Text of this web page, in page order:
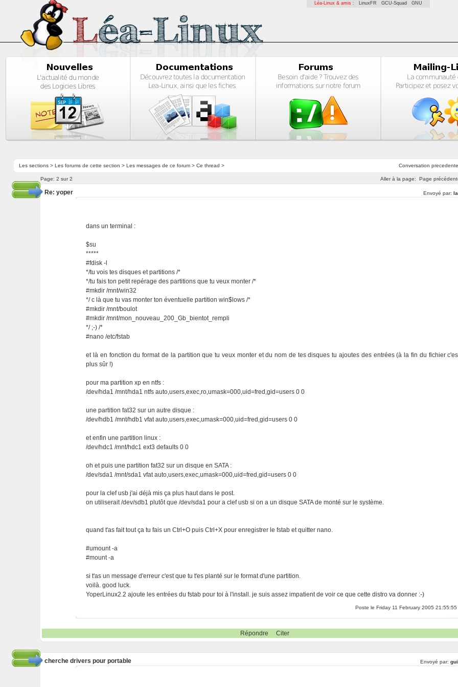
Léa-Linux & amis : LinuxFR GCU-Squad GNU
Conversation precedente
Les sections> Les forums de cette section > Les messages de ce forum> Ce thread >
Aller à la page: Page
Page: 2 sur 2
Re: yoper Envoyé par:
dans un terminal :
$su
*****
#fdisk -l
*/tu vois tes disques et partitions /*
*/tu fais ton petit repérage des partitions que tu veux monter /*
#mkdir /mnt/win32
*/ c là que tu vas monter ton éventuelle partition win$lows /*
#mkdir /mnt/boulot
#mkdir /mnt/mon_nouveau_200_Gb_bientot_rempli
*/ ;-) /*
#nano /etc/fstab
et là en fonction du format de la partition que tu veux monter et du nom de tes disques tu ajoutes des entrées (à la fin du fichier
plus sûr !)
pour ma partition xp en ntfs :
/dev/hda1 /mnt/hda1 ntfs auto,users,exec,ro,umask=000,uid=fred,gid=users 0 0
une partition fat32 sur un autre disque :
/dev/hdb1 /mnt/hdb1 vfat auto,users,exec,umask=000,uid=fred,gid=users 0 0
et enfin une partition linux :
/dev/hdc1 /mnt/hdc1 ext3 defaults 0 0
oh et puis une partition fat32 sur un disque en SATA :
/dev/sda1 /mnt/sda1 vfat auto,users,exec,umask=000,uid=fred,gid=users 0 0
pour la clef usb j'ai déjà mis ça plus haut dans le post.
on utiliserait /dev/sdb1 plutôt que /dev/sda1 pour a clef usb si on a un disque SATA de monté sur le système.
quand t'as fait tout ça tu fais un Ctrl+O puis Ctrl+X pour enregistrer le fstab et quitter nano.
#umount -a
#mount -a
si t'as un message d'erreur c'est que tu t'es planté sur le format d'une partition.
voilà. good luck.
YoperLinux2.2 ajoute les entrées du fstab pour toi à l'install. je suis assez impatient de voir ce que cette distro va donner :-)
Poste le Friday 11 February 2005 21:55:55
Répondre Citer
cherche drivers pour portable Envoyé par: